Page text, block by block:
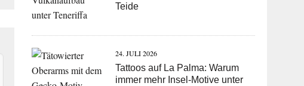
Teide
24. JULI 2026
Tattoos auf La Palma: Warum
immer mehr Insel-Motive unter